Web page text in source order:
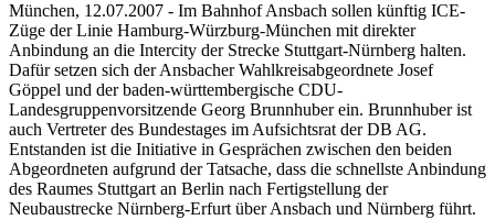
München, 12.07.2007 - Im Bahnhof Ansbach sollen künftig ICE-
Züge der Linie Hamburg-Würzburg-München mit direkter
Anbindung an die Intercity der Strecke Stuttgart-Nürnberg halten.
Dafür setzen sich der Ansbacher Wahlkreisabgeordnete Josef
Göppel und der baden-württembergische CDU-
Landesgruppenvorsitzende Georg Brunnhuber ein. Brunnhuber ist
auch Vertreter des Bundestages im Aufsichtsrat der DB AG.
Entstanden ist die Initiative in Gesprächen zwischen den beiden
Abgeordneten aufgrund der Tatsache, dass die schnellste Anbindung
des Raumes Stuttgart an Berlin nach Fertigstellung der
Neubaustrecke Nürnberg-Erfurt über Ansbach und Nürnberg führt.